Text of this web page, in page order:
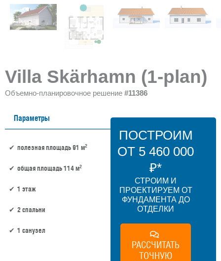
Villa Skärhamn (1-plan)
Объемно-планировочное решение #11386
Параметры
полезная площадь 91 м2
общая площадь 114 м2
1 этаж
2 спальни
1 санузел
ПОСТРОИМ
ОТ 5 460 000
₽*
СТРОИМ И
ПРОЕКТИРУЕМ ОТ
ФУНДАМЕНТА ДО
ОТДЕЛКИ
РАССЧИТАТЬ
ТОЧНУЮ